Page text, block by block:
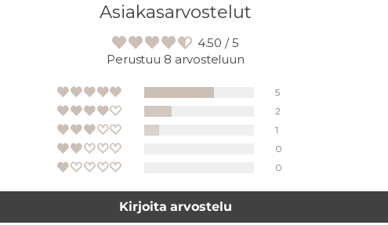
Asiakasarvostelut
4.50 / 5
Perustuu 8 arvosteluun
5
2
1
0
0
Kirjoita arvostelu